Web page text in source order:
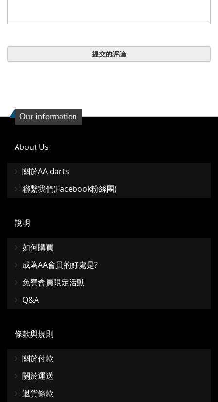
提交的評論
Our information
About Us
關於AA darts
聯繫我們(Facebook粉絲團)
說明
如何購買
成為AA會員的好處是?
免費會員限定活動
Q&A
條款與規則
關於付款
關於運送
退貨條款